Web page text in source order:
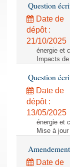
Question
Date de
dépôt :
21/10/2025
énergie et
Impacts
Question
Date de
dépôt :
13/05/2025
énergie et
Mise à
Date de